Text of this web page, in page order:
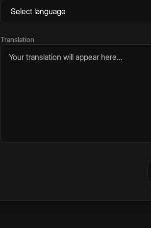
Translation
Your translation will appear here...